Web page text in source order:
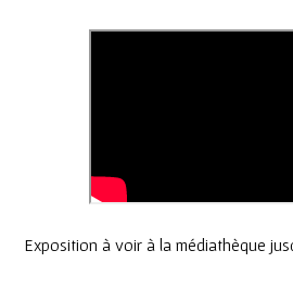
Exposition à voir à la médiathèque